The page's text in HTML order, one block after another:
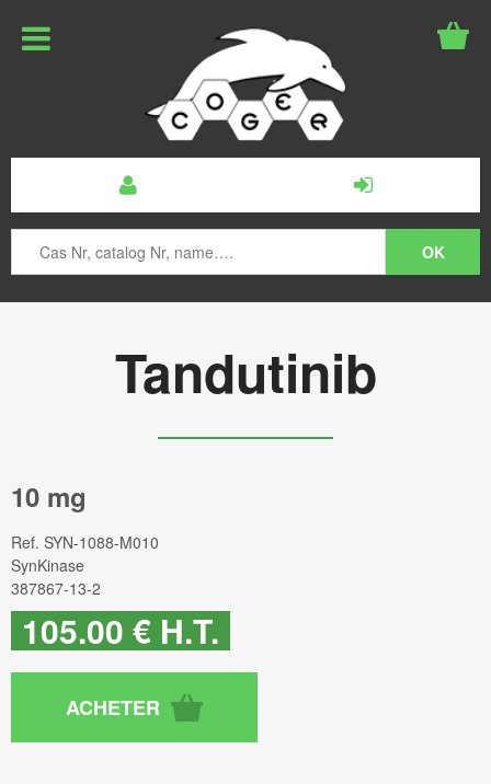
Tandutinib
10 mg
Ref. SYN-1088-M010
SynKinase
387867-13-2
105.00 € H.T.